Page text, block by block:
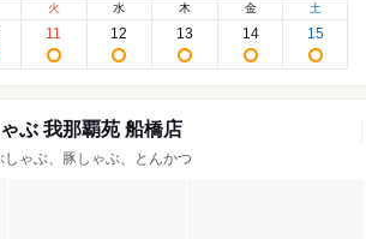
火
11
水
12
木
13
金
14
土
15
ぶ 我那覇苑 船橋店
ゃぶ、豚しゃぶ、とんかつ